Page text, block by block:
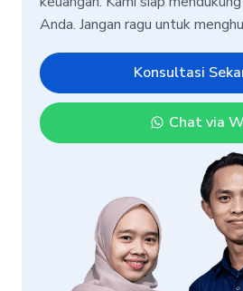
Anda. Jangan ragu untuk
Konsultasi
Chat via